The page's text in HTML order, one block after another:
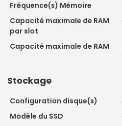
Fréquence(s) Mémoire
Capacité maximale de RAM
par slot
Capacité maximale de RAM
Stockage
Configuration disque(s)
Modèle du SSD